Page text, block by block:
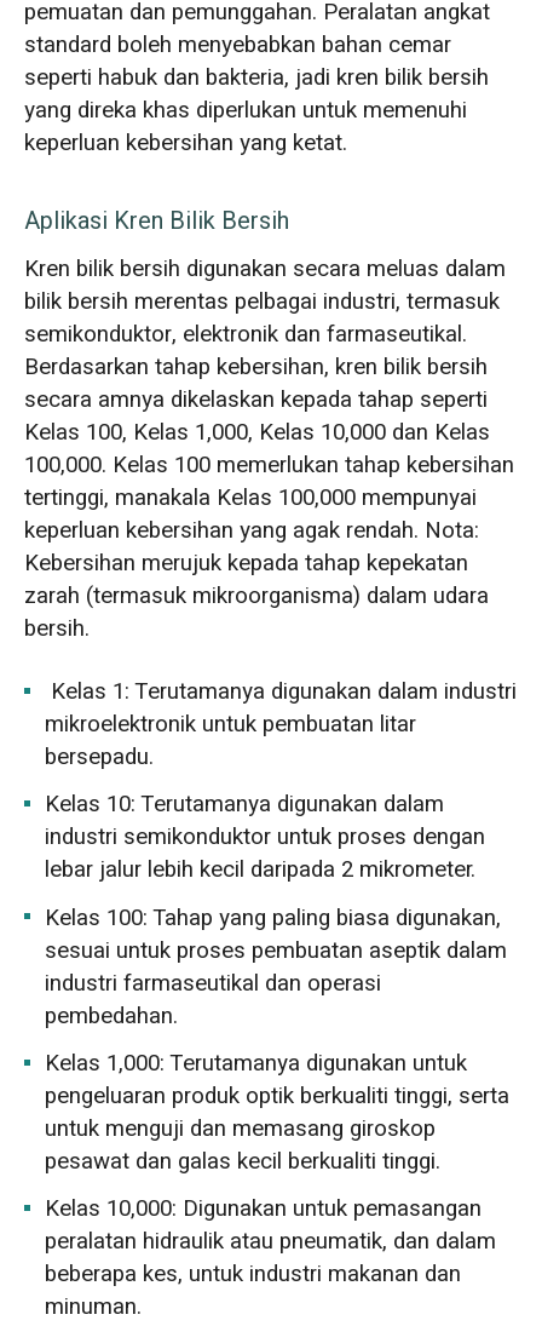
pemuatan dan pemunggahan. Peralatan angkat
standard boleh menyebabkan bahan cemar
seperti habuk dan bakteria, jadi kren bilik bersih
yang direka khas diperlukan untuk memenuhi
keperluan kebersihan yang ketat.
Aplikasi Kren Bilik Bersih
Kren bilik bersih digunakan secara meluas dalam
bilik bersih merentas pelbagai industri, termasuk
semikonduktor, elektronik dan farmaseutikal.
Berdasarkan tahap kebersihan, kren bilik bersih
secara amnya dikelaskan kepada tahap seperti
Kelas 100, Kelas 1,000, Kelas 10,000 dan Kelas
100,000. Kelas 100 memerlukan tahap kebersihan
tertinggi, manakala Kelas 100,000 mempunyai
keperluan kebersihan yang agak rendah. Nota:
Kebersihan merujuk kepada tahap kepekatan
zarah (termasuk mikroorganisma) dalam udara
bersih.
Kelas 1: Terutamanya digunakan dalam industri
mikroelektronik untuk pembuatan litar
bersepadu.
Kelas 10: Terutamanya digunakan dalam
industri semikonduktor untuk proses dengan
lebar jalur lebih kecil daripada 2 mikrometer.
Kelas 100: Tahap yang paling biasa digunakan,
sesuai untuk proses pembuatan aseptik dalam
industri farmaseutikal dan operasi
pembedahan.
Kelas 1,000: Terutamanya digunakan untuk
pengeluaran produk optik berkualiti tinggi, serta
untuk menguji dan memasang giroskop
pesawat dan galas kecil berkualiti tinggi.
Kelas 10,000: Digunakan untuk pemasangan
peralatan hidraulik atau pneumatik, dan dalam
beberapa kes, untuk industri makanan dan
minuman.